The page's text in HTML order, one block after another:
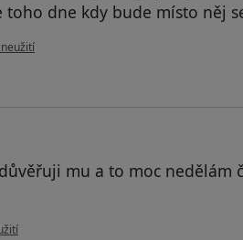
toho dne kdy bude místo něj
uživatele Pacient
mu a to moc nedělám
Pacient